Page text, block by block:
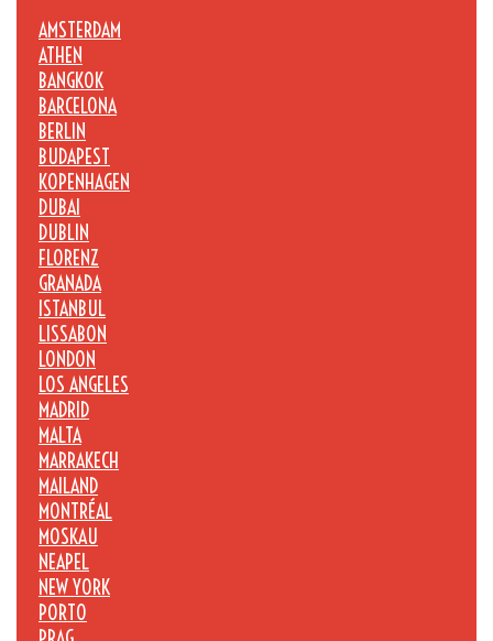
AMSTERDAM
ATHEN
BANGKOK
BARCELONA
BERLIN
BUDAPEST
KOPENHAGEN
DUBAI
DUBLIN
FLORENZ
GRANADA
ISTANBUL
LISSABON
LONDON
LOS ANGELES
MADRID
MALTA
MARRAKECH
MAILAND
MONTRÉAL
MOSKAU
NEAPEL
NEW YORK
PORTO